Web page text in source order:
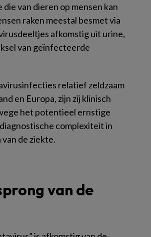
van dieren op mensen kan
raken meestal besmet via
afkomstig uit urine,
van geïnfecteerde
relatief zeldzaam
en Europa, zijn zij klinisch
het potentieel ernstige
complexiteit in
de ziekte.
van de